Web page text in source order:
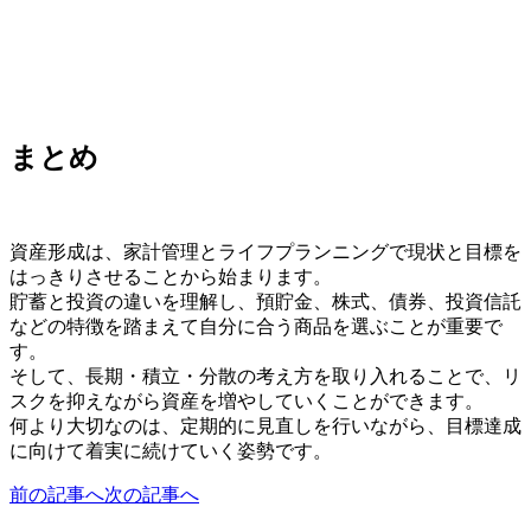
まとめ
資産形成は、家計管理とライフプランニングで現状と目標を
はっきりさせることから始まります。
貯蓄と投資の違いを理解し、預貯金、株式、債券、投資信託
などの特徴を踏まえて自分に合う商品を選ぶことが重要で
す。
そして、長期・積立・分散の考え方を取り入れることで、リ
スクを抑えながら資産を増やしていくことができます。
何より大切なのは、定期的に見直しを行いながら、目標達成
に向けて着実に続けていく姿勢です。
前の記事へ次の記事へ